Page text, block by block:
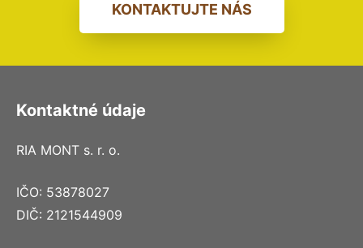
KONTAKTUJTE NÁS
Kontaktné údaje
RIA MONT s. r. o.
IČO: 53878027
DIČ: 2121544909